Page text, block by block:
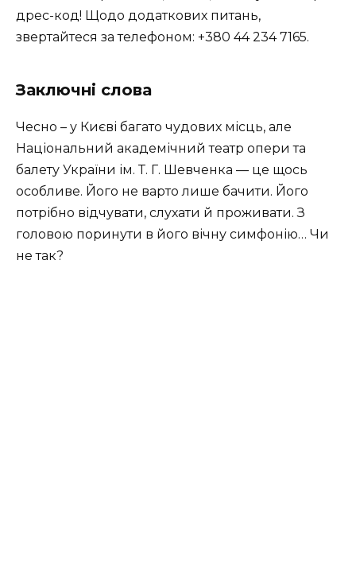
дрес-код! Щодо додаткових питань,
звертайтеся за телефоном: +380 44 234 7165.
Заключні слова
Чесно – у Києві багато чудових місць, але
Національний академічний театр опери та
балету України ім. Т. Г. Шевченка — це щось
особливе. Його не варто лише бачити. Його
потрібно відчувати, слухати й проживати. З
головою поринути в його вічну симфонію… Чи
не так?